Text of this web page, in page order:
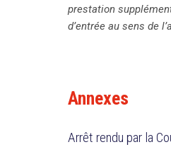
prestation
d’entrée au sens de
Annexes
Arrêt rendu par la